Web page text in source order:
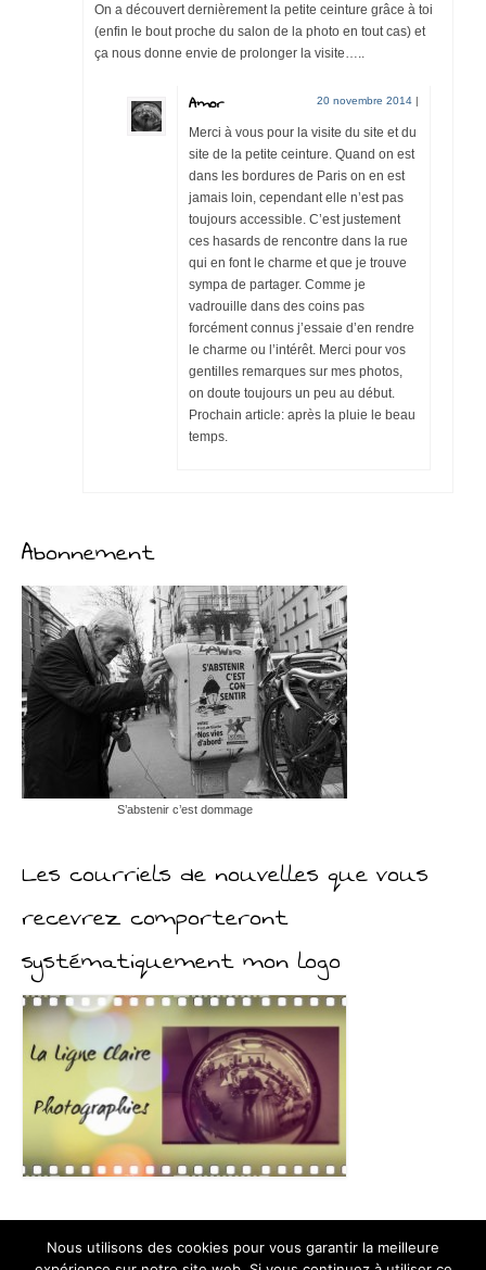
On a découvert dernièrement la petite ceinture grâce à toi
(enfin le bout proche du salon de la photo en tout cas) et
ça nous donne envie de prolonger la visite…..
Amor 20 novembre 2014 |
Merci à vous pour la visite du site et du
site de la petite ceinture. Quand on est
dans les bordures de Paris on en est
jamais loin, cependant elle n’est pas
toujours accessible. C’est justement
ces hasards de rencontre dans la rue
qui en font le charme et que je trouve
sympa de partager. Comme je
vadrouille dans des coins pas
forcément connus j’essaie d’en rendre
le charme ou l’intérêt. Merci pour vos
gentilles remarques sur mes photos,
on doute toujours un peu au début.
Prochain article: après la pluie le beau
temps.
Abonnement
S’abstenir c’est dommage
Les courriels de nouvelles que vous
recevrez comporteront
systématiquement mon logo
Nous utilisons des cookies pour vous garantir la meilleure